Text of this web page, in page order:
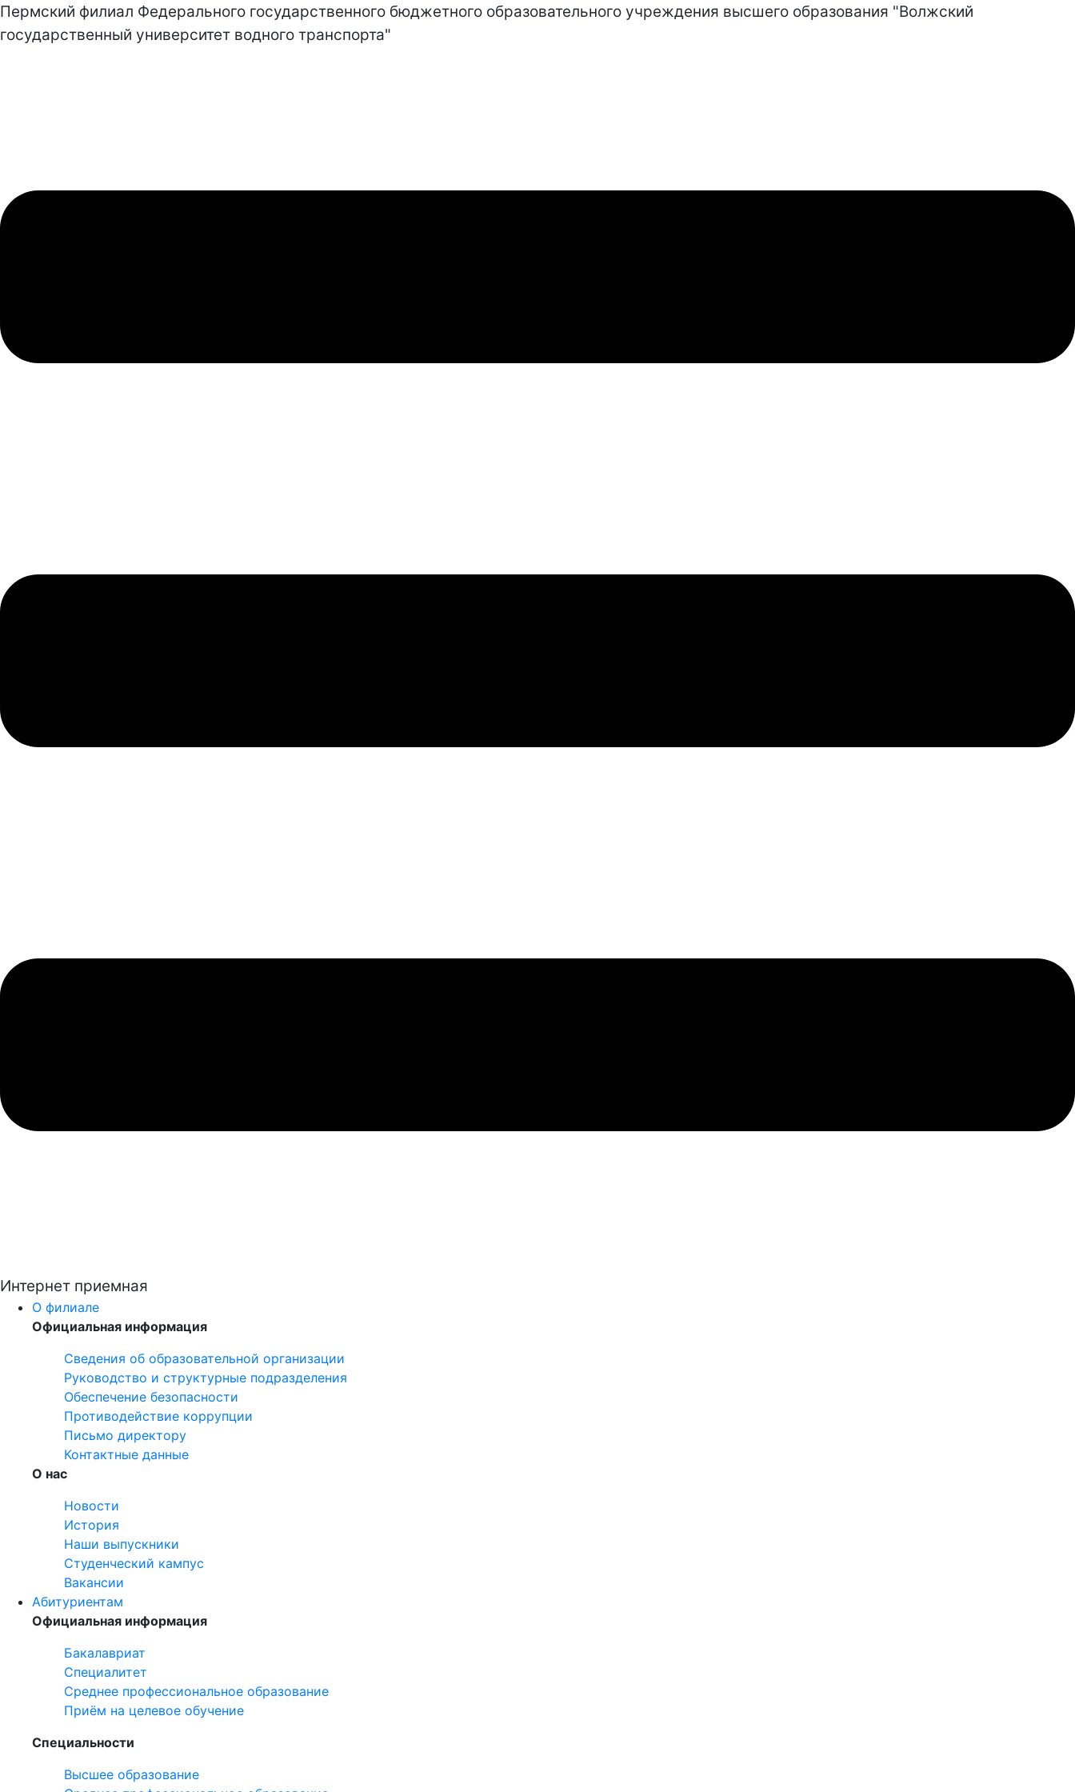
Пермский филиал Федерального государственного бюджетного образовательного учреждения высшего образования "Волжский
государственный университет водного транспорта"
Интернет приемная
О филиале
Официальная информация
Сведения об образовательной организации
Руководство и структурные подразделения
Обеспечение безопасности
Противодействие коррупции
Письмо директору
Контактные данные
О нас
Новости
История
Наши выпускники
Студенческий кампус
Вакансии
Абитуриентам
Официальная информация
Бакалавриат
Специалитет
Среднее профессиональное образование
Приём на целевое обучение
Специальности
Высшее образование